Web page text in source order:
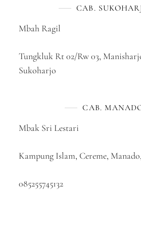
CAB.
Mbah Ragil
Tungkluk Rt 02/Rw 03,
Sukoharjo
CAB.
Mbak Sri Lestari
Kampung Islam, Cereme,
085255745132